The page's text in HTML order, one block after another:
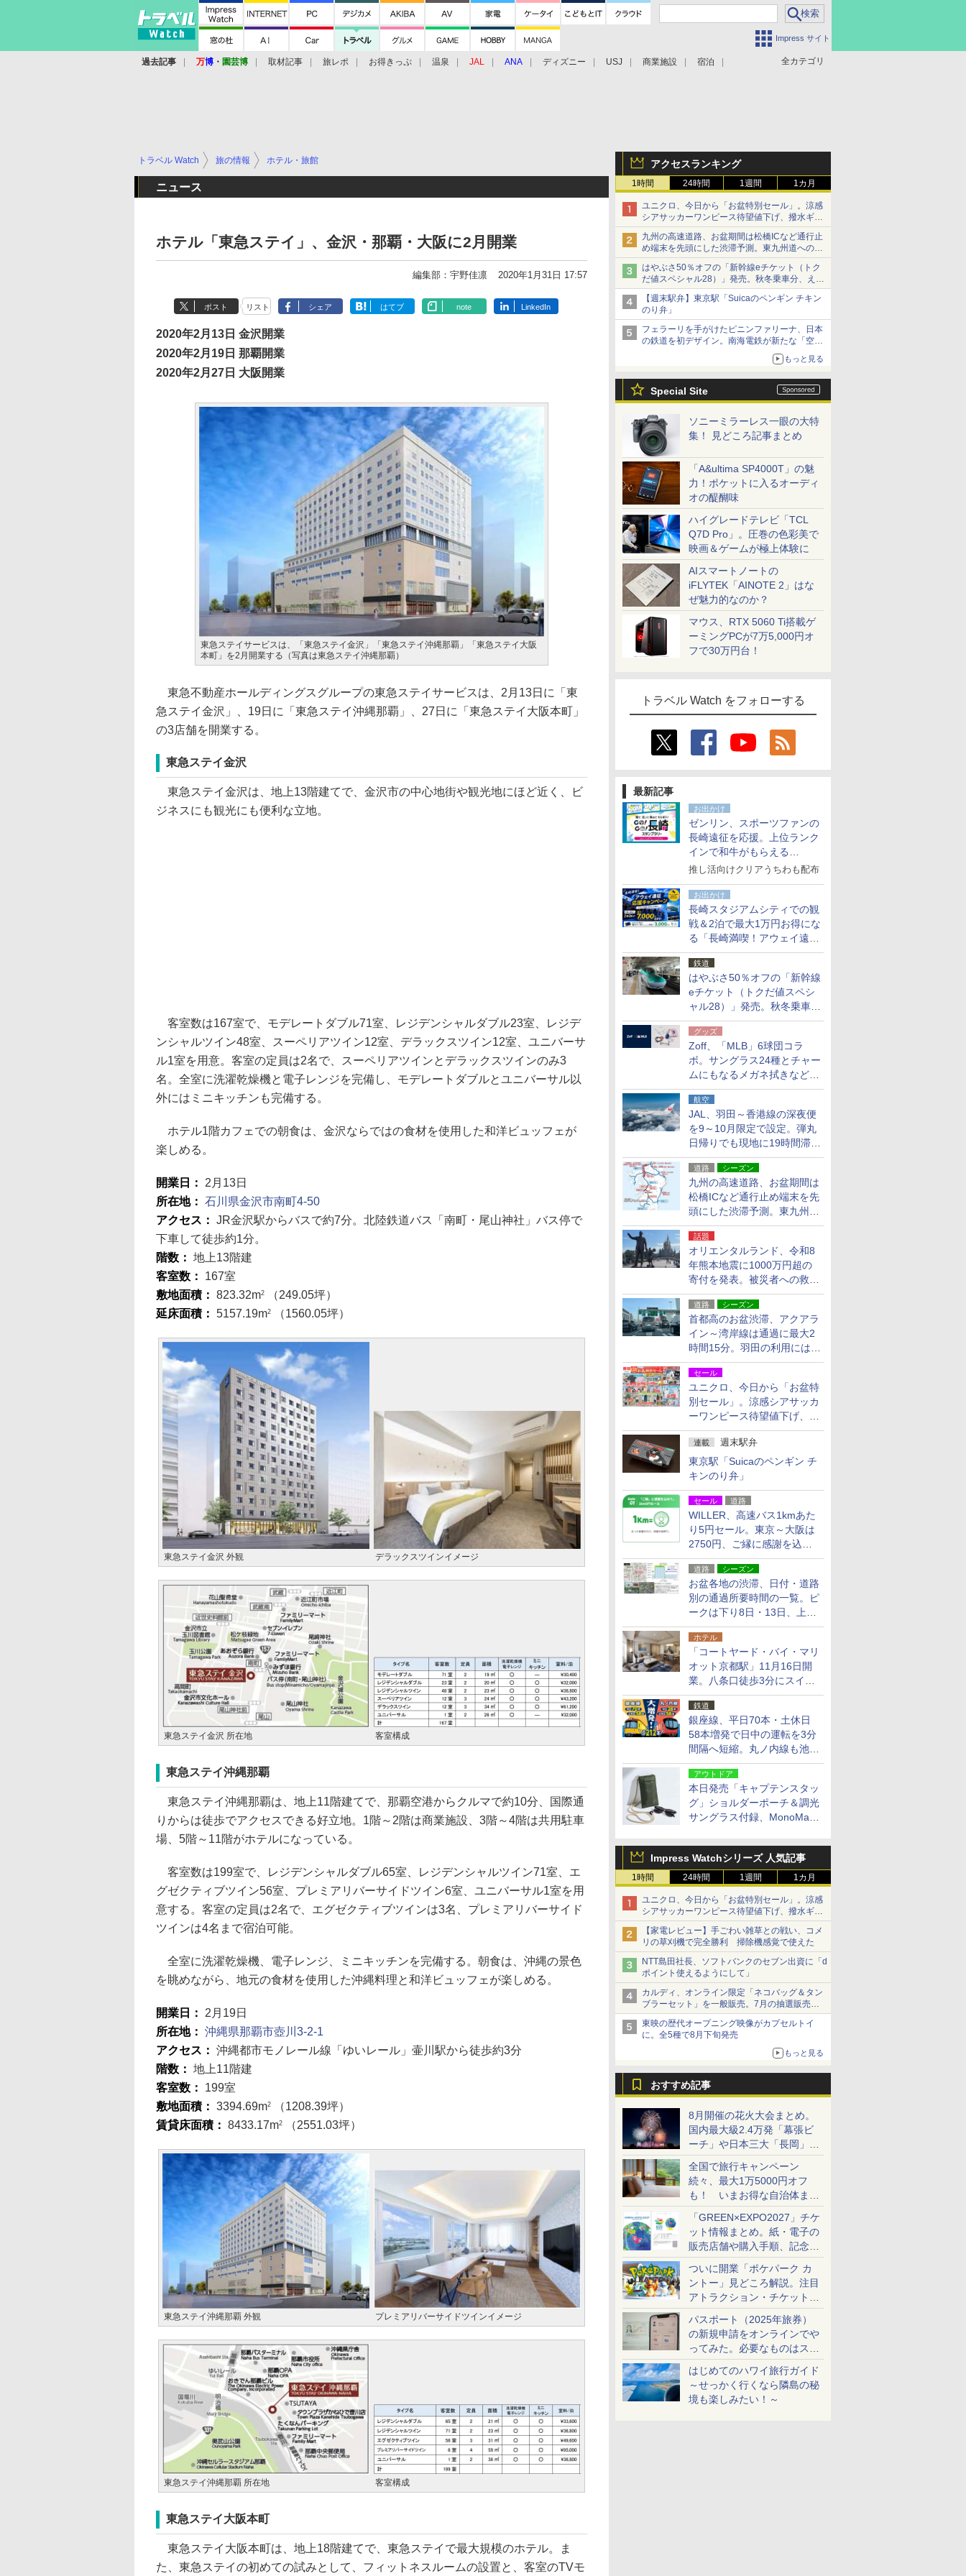
Impress サイト
全カテゴリ
過去記事 万博 ・ 園芸博 取材記事 旅レポ お得きっぷ 温泉 JAL ANA ディズニー USJ 商業施設 宿泊
アクセスランキング
1時間 24時間 1週間 1カ月
ユニクロ、今日から「お盆特別セール」。涼感
シアサッカーワンピース待望値下げ、撥水ギア
ショーツは1990円に
九州の高速道路、お盆期間は松橋ICなど通行止
め端末を先頭にした渋滞予測。東九州道への迂
回は料金調整を実施
はやぶさ50％オフの「新幹線eチケット（トク
だ値スペシャル28）」発売。秋冬乗車分、えき
ねっと限定
【週末駅弁】東京駅「Suicaのペンギン チキン
のり弁」
フェラーリを手がけたピニンファリーナ、日本
の鉄道を初デザイン。南海電鉄が新たな「空港
もっと見る
Special Site
ソニーミラーレス一眼の大特
集！ 見どころ記事まとめ
「A&ultima SP4000T」の魅
力！ポケットに入るオーディ
オの醍醐味
ハイグレードテレビ「TCL
Q7D Pro」。圧巻の色彩美で
映画＆ゲームが極上体験に
AIスマートノートの
iFLYTEK「AINOTE 2」はな
ぜ魅力的なのか？
マウス、RTX 5060 Ti搭載ゲ
ーミングPCが7万5,000円オ
フで30万円台！
トラベル Watch をフォローする
最新記事
お出かけ
ゼンリン、スポーツファンの
長崎遠征を応援。上位ランク
インで和牛がもらえる
「GO！GO！長崎スタンプラ
推し活向けクリアうちわも配布
お出かけ
長崎スタジアムシティでの観
戦＆2泊で最大1万円お得にな
る「長崎満喫！アウェイ遠征
応援キャンペーン」
鉄道
はやぶさ50％オフの「新幹線
eチケット（トクだ値スペシ
ャル28）」発売。秋冬乗車
分、えきねっと限定
グッズ
Zoff、「MLB」6球団コラ
ボ。サングラス24種とチャー
ムにもなるメガネ拭きなど雑
貨24種
航空
JAL、羽田～香港線の深夜便
を9～10月限定で設定。弾丸
日帰りでも現地に19時間滞在
できる
道路 シーズン
九州の高速道路、お盆期間は
松橋ICなど通行止め端末を先
頭にした渋滞予測。東九州道
への迂回は料金調整を実施
話題
オリエンタルランド、令和8
年熊本地震に1000万円超の
寄付を発表。被災者への救援
活動・復旧支援
道路 シーズン
首都高のお盆渋滞、アクアラ
イン～湾岸線は通過に最大2
時間15分。羽田の利用には
「空港西出口」の利用検討を
セール
ユニクロ、今日から「お盆特
別セール」。涼感シアサッカ
ーワンピース待望値下げ、撥
水ギアショーツは1990円に
連載 週末駅弁
東京駅「Suicaのペンギン チ
キンのり弁」
セール 道路
WILLER、高速バス1kmあた
り5円セール。東京～大阪は
2750円、ご縁に感謝を込め
た20周年記念キャンペーン
道路 シーズン
お盆各地の渋滞、日付・道路
別の通過所要時間の一覧。ピ
ークは下り8日・13日、上り
14日・15日
ホテル
「コートヤード・バイ・マリ
オット京都駅」11月16日開
業。八条口徒歩3分にスイー
ト含む全270室、ダイニング
も併設
鉄道
銀座線、平日70本・土休日
58本増発で日中の運転を3分
間隔へ短縮。丸ノ内線も池袋
～中野坂上を4分間隔に
アウトドア
本日発売「キャプテンスタッ
グ」ショルダーポーチ＆調光
サングラス付録、MonoMax
Impress Watchシリーズ 人気記事
1時間 24時間 1週間 1カ月
ユニクロ、今日から「お盆特別セール」。涼感
シアサッカーワンピース待望値下げ、撥水ギア
ショーツは1990円に
【家電レビュー】手ごわい雑草との戦い、コメ
リの草刈機で完全勝利 掃除機感覚で使えた
NTT島田社長、ソフトバンクのセブン出資に「d
ポイント使えるようにして」
カルディ、オンライン限定「ネコバッグ＆タン
ブラーセット」を一般販売。7月の抽選販売の
当選無効分
東映の歴代オープニング映像がカプセルトイ
に。全5種で8月下旬発売
もっと見る
おすすめ記事
8月開催の花火大会まとめ。
国内最大級2.4万発「幕張ビ
ーチ」や日本三大「長岡」な
ど大型イベント目白押し！
全国で旅行キャンペーン
続々、最大1万5000円オフ
も！ いまお得な自治体まと
め
「GREEN×EXPO2027」チケ
ット情報まとめ。紙・電子の
販売店舗や購入手順、記念チ
ケットも解説
ついに開業「ポケパーク カ
ントー」見どころ解説。注目
アトラクション・チケット手
配・来場前に必要な準備は？
パスポート（2025年旅券）
の新規申請をオンラインでや
ってみた。必要なものはスマ
ホとマイナカードのみ
はじめてのハワイ旅行ガイド
～せっかく行くなら隣島の秘
境も楽しみたい！～
トラベル Watch 旅の情報 ホテル・旅館
ニュース
ホテル「東急ステイ」、金沢・那覇・大阪に2月開業
編集部：宇野佳凛 2020年1月31日 17:57
ポスト リスト シェア はてブ note LinkedIn
2020年2月13日 金沢開業
2020年2月19日 那覇開業
2020年2月27日 大阪開業
東急ステイサービスは、「東急ステイ金沢」「東急ステイ沖縄那覇」「東急ステイ大阪
本町」を2月開業する（写真は東急ステイ沖縄那覇）
東急不動産ホールディングスグループの東急ステイサービスは、2月13日に「東
急ステイ金沢」、19日に「東急ステイ沖縄那覇」、27日に「東急ステイ大阪本町」
の3店舗を開業する。
東急ステイ金沢
東急ステイ金沢は、地上13階建てで、金沢市の中心地街や観光地にほど近く、ビ
ジネスにも観光にも便利な立地。
客室数は167室で、モデレートダブル71室、レジデンシャルダブル23室、レジデ
ンシャルツイン48室、スーペリアツイン12室、デラックスツイン12室、ユニバーサ
ル1室を用意。客室の定員は2名で、スーペリアツインとデラックスツインのみ3
名。全室に洗濯乾燥機と電子レンジを完備し、モデレートダブルとユニバーサル以
外にはミニキッチンも完備する。
ホテル1階カフェでの朝食は、金沢ならではの食材を使用した和洋ビュッフェが
楽しめる。
開業日： 2月13日
所在地： 石川県金沢市南町4-50
アクセス： JR金沢駅からバスで約7分。北陸鉄道バス「南町・尾山神社」バス停で
下車して徒歩約1分。
階数： 地上13階建
客室数： 167室
敷地面積： 823.32m2
（249.05坪）
延床面積： 5157.19m2 （1560.05坪）
東急ステイ金沢 外観 デラックスツインイメージ
東急ステイ金沢 所在地 客室構成
東急ステイ沖縄那覇
東急ステイ沖縄那覇は、地上11階建てで、那覇空港からクルマで約10分、国際通
りからは徒歩でアクセスできる好立地。1階～2階は商業施設、3階～4階は共用駐車
場、5階～11階がホテルになっている。
客室数は199室で、レジデンシャルダブル65室、レジデンシャルツイン71室、エ
グゼクティブツイン56室、プレミアリバーサイドツイン6室、ユニバーサル1室を用
意する。客室の定員は2名で、エグゼクティブツインは3名、プレミアリバーサイド
ツインは4名まで宿泊可能。
全室に洗濯乾燥機、電子レンジ、ミニキッチンを完備する。朝食は、沖縄の景色
を眺めながら、地元の食材を使用した沖縄料理と和洋ビュッフェが楽しめる。
開業日： 2月19日
所在地： 沖縄県那覇市壺川3-2-1
アクセス： 沖縄都市モノレール線「ゆいレール」壷川駅から徒歩約3分
階数： 地上11階建
客室数： 199室
敷地面積： 3394.69m2
（1208.39坪）
賃貸床面積： 8433.17m2 （2551.03坪）
東急ステイ沖縄那覇 外観 プレミアリバーサイドツインイメージ
東急ステイ沖縄那覇 所在地 客室構成
東急ステイ大阪本町
東急ステイ大阪本町は、地上18階建てで、東急ステイで最大規模のホテル。ま
た、東急ステイの初めての試みとして、フィットネスルームの設置と、客室のTVモ